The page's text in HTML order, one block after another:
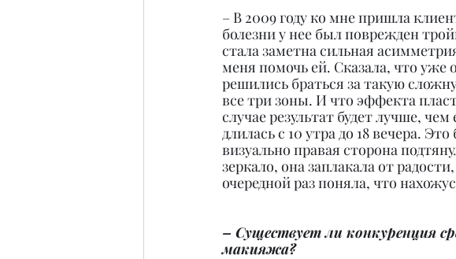
– В 2009 году ко мне пришла
болезни у нее был поврежден
стала заметна сильная
меня помочь ей. Сказала, что уже
решились браться за такую
все три зоны. И что эффекта
случае результат будет лучше,
длилась с 10 утра до 18 вечера.
визуально правая сторона
зеркало, она заплакала от
очередной раз поняла, что
– Существует ли конкуренция
макияжа?